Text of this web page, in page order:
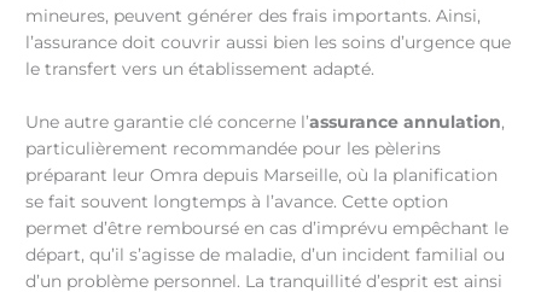
mineures, peuvent générer des frais importants. Ainsi,
l’assurance doit couvrir aussi bien les soins d’urgence que
le transfert vers un établissement adapté.
Une autre garantie clé concerne l’assurance annulation,
particulièrement recommandée pour les pèlerins
préparant leur Omra depuis Marseille, où la planification
se fait souvent longtemps à l’avance. Cette option
permet d’être remboursé en cas d’imprévu empêchant le
départ, qu’il s’agisse de maladie, d’un incident familial ou
d’un problème personnel. La tranquillité d’esprit est ainsi